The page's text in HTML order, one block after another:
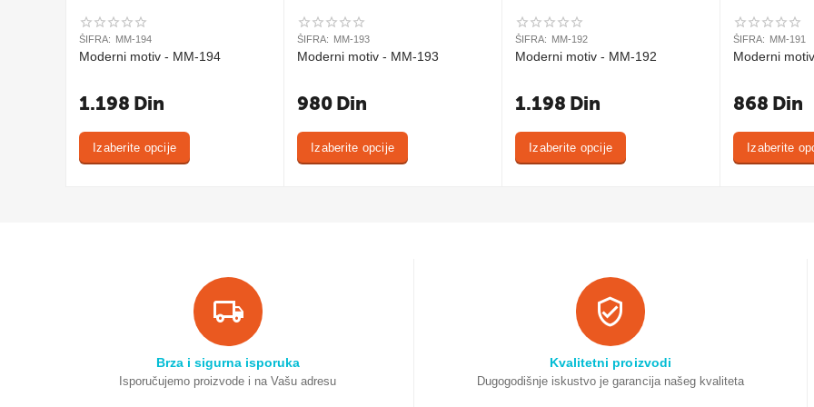
ŠIFRA: MM-194
Moderni motiv - MM-194
1.198 Din
Izaberite opcije
ŠIFRA: MM-193
Moderni motiv - MM-193
980 Din
Izaberite opcije
ŠIFRA: MM-192
Moderni motiv - MM-192
1.198 Din
Izaberite opcije
ŠIFRA: MM-191
Moderni
868 Din
Izaberite
Brza i sigurna isporuka
Isporučujemo proizvode i na Vašu adresu
Kvalitetni proizvodi
Dugogodišnje iskustvo je garancija našeg kvaliteta